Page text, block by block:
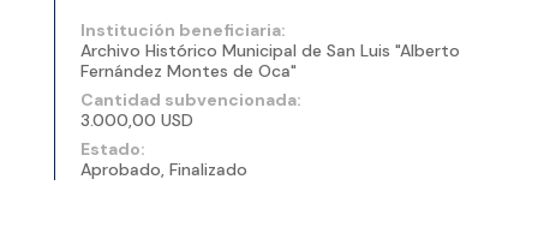
Institución beneficiaria:
Archivo Histórico Municipal de San Luis "Alberto
Fernández Montes de Oca"
Cantidad subvencionada:
3.000,00 USD
Estado:
Aprobado, Finalizado